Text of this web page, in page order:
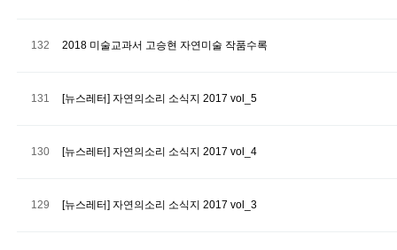
132 2018 미술교과서 고승현 자연미술 작품수록
131 [뉴스레터] 자연의소리 소식지 2017 vol_5
130 [뉴스레터] 자연의소리 소식지 2017 vol_4
129 [뉴스레터] 자연의소리 소식지 2017 vol_3